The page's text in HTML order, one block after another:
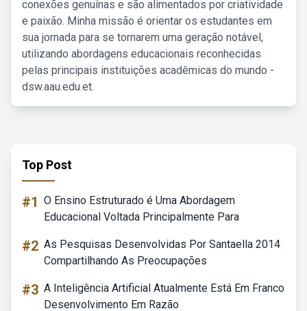
conexões genuínas e são alimentados por criatividade
e paixão. Minha missão é orientar os estudantes em
sua jornada para se tornarem uma geração notável,
utilizando abordagens educacionais reconhecidas
pelas principais instituições acadêmicas do mundo -
dsw.aau.edu.et.
Top Post
#1 O Ensino Estruturado é Uma Abordagem
Educacional Voltada Principalmente Para
#2 As Pesquisas Desenvolvidas Por Santaella 2014
Compartilhando As Preocupações
#3 A Inteligência Artificial Atualmente Está Em Franco
Desenvolvimento Em Razão